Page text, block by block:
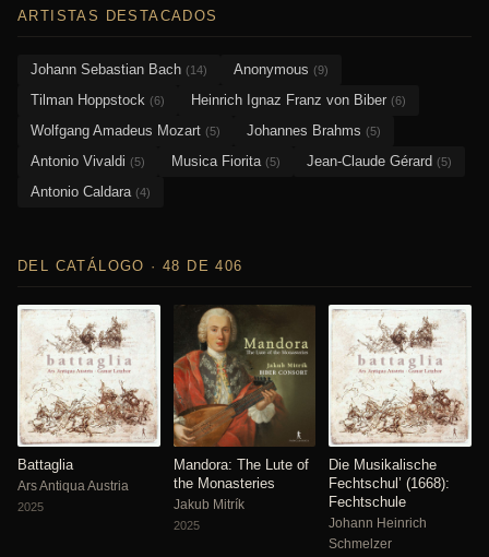
ARTISTAS DESTACADOS
Johann Sebastian Bach (14) Anonymous (9)
Tilman Hoppstock (6) Heinrich Ignaz Franz von Biber (6)
Wolfgang Amadeus Mozart (5) Johannes Brahms (5)
Antonio Vivaldi (5) Musica Fiorita (5) Jean-Claude Gérard (5)
Antonio Caldara (4)
DEL CATÁLOGO · 48 DE 406
Battaglia
Ars Antiqua Austria
2025
Mandora: The Lute of
the Monasteries
Jakub Mitrík
2025
Die Musikalische
Fechtschul’ (1668):
Fechtschule
Johann Heinrich
Schmelzer